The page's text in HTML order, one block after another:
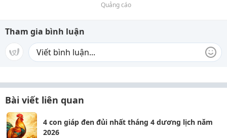
Quảng cáo
Tham gia bình luận
Bài viết liên quan
4 con giáp đen đủi nhất tháng 4 dương lịch năm
2026